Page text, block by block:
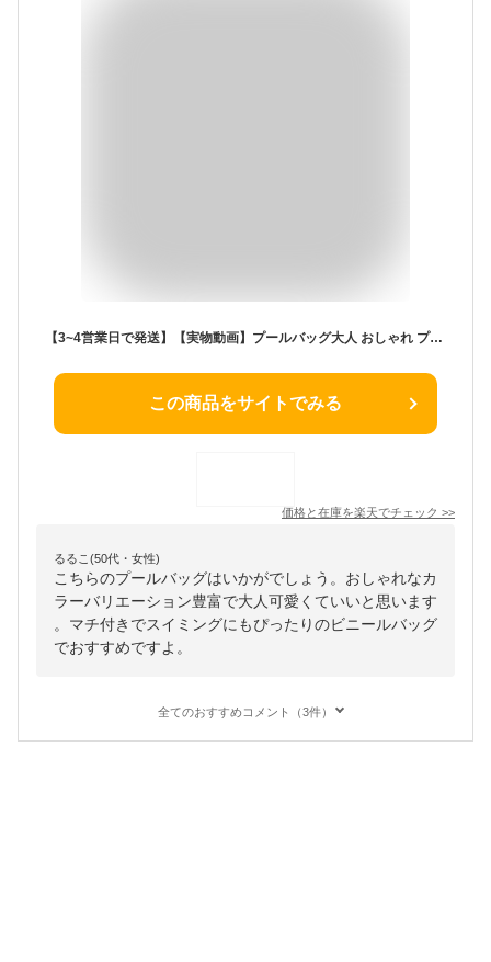
【3~4営業日で発送】【実物動画】プールバッグ大人 おしゃれ プールバッグ 中学生 レディース 水着バッグ 旅行 水泳バッグ 透明バッグ 夏 可愛い ハンドバッグ おしゃれ 夏 スイミング ビニールバッグ 半透明バッグ トートバッグ ビーチ 水遊び PVC ジュニア キッズ 女の子
この商品をサイトでみる
価格と在庫を楽天でチェック >>
るるこ(50代・女性)
こちらのプールバッグはいかがでしょう。おしゃれなカ
ラーバリエーション豊富で大人可愛くていいと思います
。マチ付きでスイミングにもぴったりのビニールバッグ
でおすすめですよ。
全てのおすすめコメント（3件）